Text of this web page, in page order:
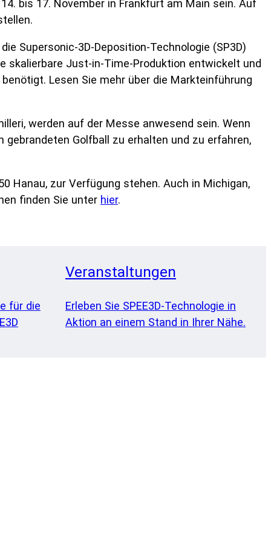
bis 17. November in Frankfurt am Main sein. Auf
Supersonic-3D-Deposition-Technologie (SP3D)
skalierbare Just-in-Time-Produktion entwickelt und
Lesen Sie mehr über die Markteinführung
werden auf der Messe anwesend sein. Wenn
Golfball zu erhalten und zu erfahren,
Hanau, zur Verfügung stehen. Auch in Michigan,
finden Sie unter hier.
für die
Veranstaltungen
Erleben Sie SPEE3D-Technologie in
Aktion an einem Stand in Ihrer Nähe.